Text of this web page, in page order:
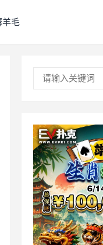
羊毛